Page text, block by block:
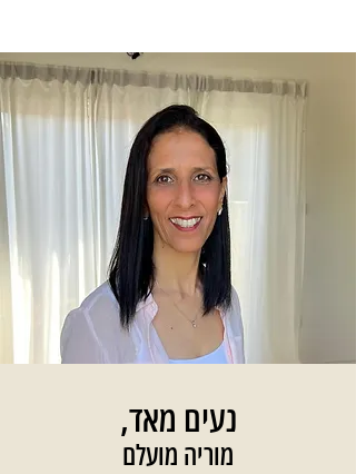
מוריה מועלם
נעים מאד,